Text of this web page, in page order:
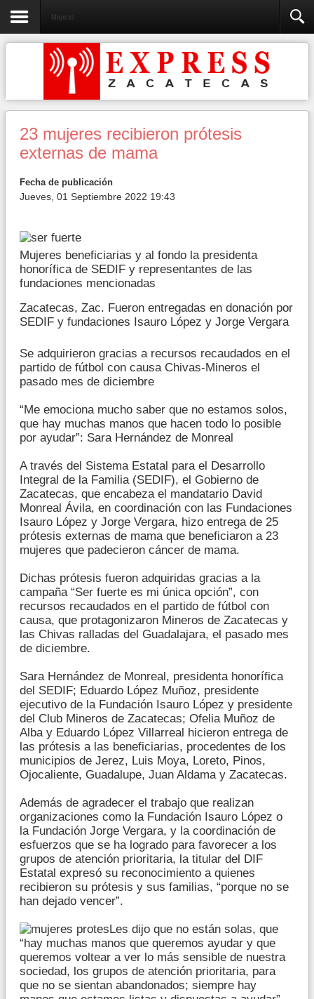
Mujeres
23 mujeres recibieron prótesis
externas de mama
Fecha de publicación
Jueves, 01 Septiembre 2022 19:43
Mujeres beneficiarias y al fondo la presidenta
honorífica de SEDIF y representantes de las
fundaciones mencionadas
Zacatecas, Zac. Fueron entregadas en donación por
SEDIF y fundaciones Isauro López y Jorge Vergara
Se adquirieron gracias a recursos recaudados en el
partido de fútbol con causa Chivas-Mineros el
pasado mes de diciembre
“Me emociona mucho saber que no estamos solos,
que hay muchas manos que hacen todo lo posible
por ayudar”: Sara Hernández de Monreal
A través del Sistema Estatal para el Desarrollo
Integral de la Familia (SEDIF), el Gobierno de
Zacatecas, que encabeza el mandatario David
Monreal Ávila, en coordinación con las Fundaciones
Isauro López y Jorge Vergara, hizo entrega de 25
prótesis externas de mama que beneficiaron a 23
mujeres que padecieron cáncer de mama.
Dichas prótesis fueron adquiridas gracias a la
campaña “Ser fuerte es mi única opción”, con
recursos recaudados en el partido de fútbol con
causa, que protagonizaron Mineros de Zacatecas y
las Chivas ralladas del Guadalajara, el pasado mes
de diciembre.
Sara Hernández de Monreal, presidenta honorífica
del SEDIF; Eduardo López Muñoz, presidente
ejecutivo de la Fundación Isauro López y presidente
del Club Mineros de Zacatecas; Ofelia Muñoz de
Alba y Eduardo López Villarreal hicieron entrega de
las prótesis a las beneficiarias, procedentes de los
municipios de Jerez, Luis Moya, Loreto, Pinos,
Ojocaliente, Guadalupe, Juan Aldama y Zacatecas.
Además de agradecer el trabajo que realizan
organizaciones como la Fundación Isauro López o
la Fundación Jorge Vergara, y la coordinación de
esfuerzos que se ha logrado para favorecer a los
grupos de atención prioritaria, la titular del DIF
Estatal expresó su reconocimiento a quienes
recibieron su prótesis y sus familias, “porque no se
han dejado vencer”.
Les dijo que no están solas, que
“hay muchas manos que queremos ayudar y que
queremos voltear a ver lo más sensible de nuestra
sociedad, los grupos de atención prioritaria, para
que no se sientan abandonados; siempre hay